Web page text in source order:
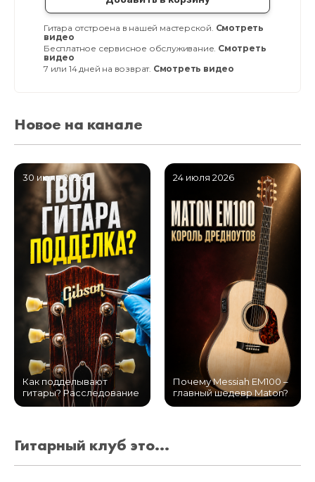
Гитара отстроена в нашей мастерской. Смотреть
видео
Бесплатное сервисное обслуживание. Смотреть
видео
7 или 14 дней на возврат. Смотреть видео
Новое на канале
30 июля 2026
Как подделывают
гитары? Расследование
24 июля 2026
Почему Messiah EM100 –
главный шедевр Maton?
Гитарный клуб это...